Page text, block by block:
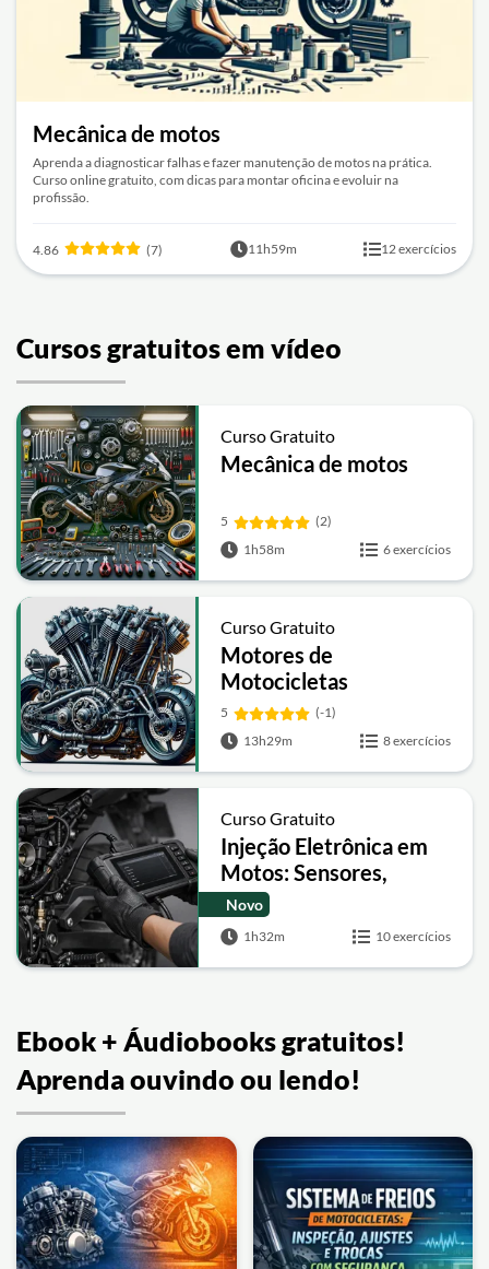
Mecânica de motos
Aprenda a diagnosticar falhas e fazer manutenção de motos na prática.
Curso online gratuito, com dicas para montar oficina e evoluir na
profissão.
4.86 (7) 11h59m 12 exercícios
Cursos gratuitos em vídeo
Curso Gratuito
Mecânica de motos
5
(2)
1h58m
6 exercícios
Curso Gratuito
Motores de
Motocicletas
5
(-1)
13h29m
8 exercícios
Curso Gratuito
Injeção Eletrônica em
Motos: Sensores,
Atuadores e
Diagnóstico
Novo
1h32m 10 exercícios
Ebook + Áudiobooks gratuitos!
Aprenda ouvindo ou lendo!